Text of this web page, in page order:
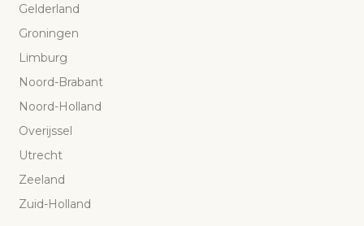
Gelderland
Groningen
Limburg
Noord-Brabant
Noord-Holland
Overijssel
Utrecht
Zeeland
Zuid-Holland